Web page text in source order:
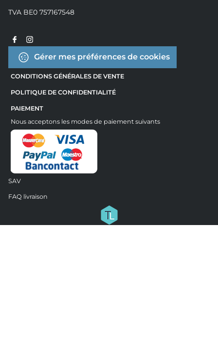
TVA BE0 757167548
Gérer mes préférences de cookies
CONDITIONS GÉNÉRALES DE VENTE
POLITIQUE DE CONFIDENTIALITÉ
PAIEMENT
Nous acceptons les modes de paiement suivants
SAV
FAQ livraison